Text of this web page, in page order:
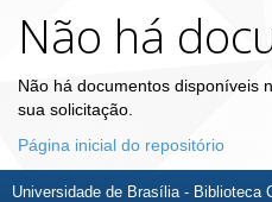
Não há
Não há documentos disponíveis
sua solicitação.
Página inicial do repositório
Universidade de Brasília - Biblioteca